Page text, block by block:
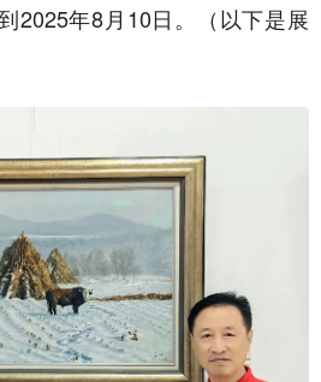
2025年8月10日。（以下是展